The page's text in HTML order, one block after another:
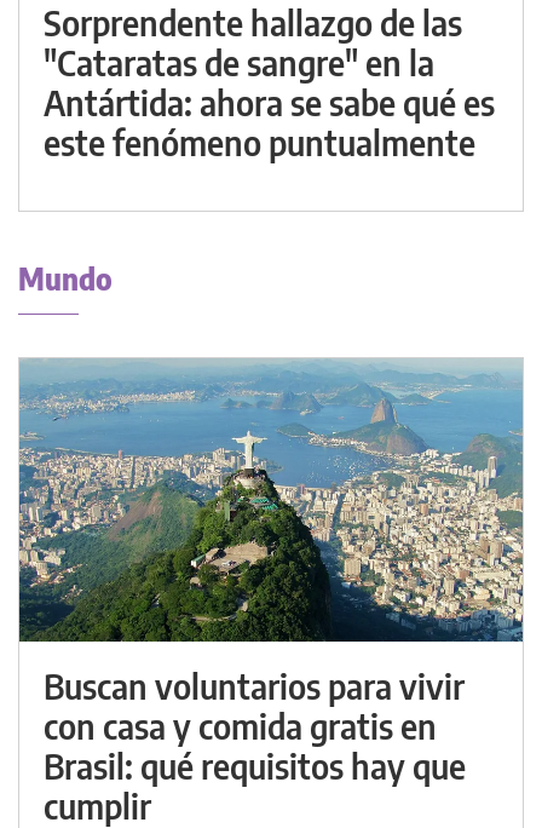
Sorprendente hallazgo de las
"Cataratas de sangre" en la
Antártida: ahora se sabe qué es
este fenómeno puntualmente
Mundo
Buscan voluntarios para vivir
con casa y comida gratis en
Brasil: qué requisitos hay que
cumplir